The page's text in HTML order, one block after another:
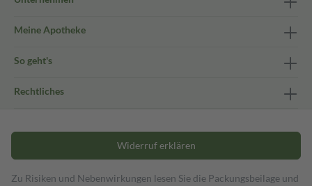
Meine Apotheke
So geht's
Rechtliches
Widerruf erklären
Zu Risiken und Nebenwirkungen lesen Sie die Packungsbeilage und